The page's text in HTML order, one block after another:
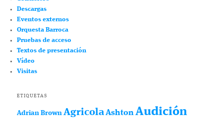
Descargas
Eventos externos
Orquesta Barroca
Pruebas de acceso
Textos de presentación
Vídeo
Visitas
ETIQUETAS
Adrian Brown AgricolaAshtonAudición